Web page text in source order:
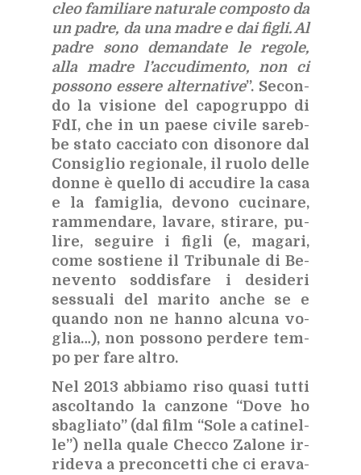
cleo fa­mi­lia­re na­tu­ra­le com­po­sto da
un pa­dre, da una ma­dre e dai fi­gli. Al
pa­dre sono de­man­da­te le re­go­le,
alla ma­dre l’ac­cu­di­men­to, non ci
pos­so­no es­se­re al­ter­na­ti­ve”. Se­con­
do la vi­sio­ne del ca­po­grup­po di
FdI, che in un pae­se ci­vi­le sa­reb­
be sta­to cac­cia­to con di­so­no­re dal
Con­si­glio re­gio­na­le, il ruo­lo del­le
don­ne è quel­lo di ac­cu­di­re la casa
e la fa­mi­glia, de­vo­no cu­ci­na­re,
ram­men­da­re, la­va­re, sti­ra­re, pu­
li­re, se­gui­re i fi­gli (e, ma­ga­ri,
come so­stie­ne il Tri­bu­na­le di Be­
ne­ven­to sod­di­sfa­re i de­si­de­ri
ses­sua­li del ma­ri­to an­che se e
quan­do non ne han­no al­cu­na vo­
glia…), non pos­so­no per­de­re tem­
po per fare al­tro.
Nel 2013 ab­bia­mo riso qua­si tut­ti
ascol­tan­do la can­zo­ne “Dove ho
sba­glia­to” (dal film “Sole a ca­ti­nel­
le”) nel­la qua­le Chec­co Za­lo­ne ir­
ri­de­va a pre­con­cet­ti che ci era­va­